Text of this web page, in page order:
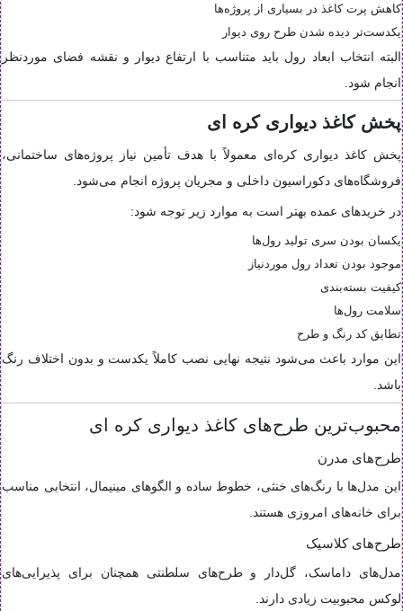
کاهش پرت کاغذ در بسیاری از پروژه‌ها
یکدست‌تر دیده شدن طرح روی دیوار
البته انتخاب ابعاد رول باید متناسب با ارتفاع دیوار و نقشه فضای موردنظر
انجام شود.
پخش کاغذ دیواری کره ای
پخش کاغذ دیواری کره‌ای معمولاً با هدف تأمین نیاز پروژه‌های ساختمانی،
فروشگاه‌های دکوراسیون داخلی و مجریان پروژه انجام می‌شود.
در خریدهای عمده بهتر است به موارد زیر توجه شود:
یکسان بودن سری تولید رول‌ها
موجود بودن تعداد رول موردنیاز
کیفیت بسته‌بندی
سلامت رول‌ها
تطابق کد رنگ و طرح
این موارد باعث می‌شود نتیجه نهایی نصب کاملاً یکدست و بدون اختلاف رنگ
باشد.
محبوب‌ترین طرح‌های کاغذ دیواری کره ای
طرح‌های مدرن
این مدل‌ها با رنگ‌های خنثی، خطوط ساده و الگوهای مینیمال، انتخابی مناسب
برای خانه‌های امروزی هستند.
طرح‌های کلاسیک
مدل‌های داماسک، گل‌دار و طرح‌های سلطنتی همچنان برای پذیرایی‌های
لوکس محبوبیت زیادی دارند.